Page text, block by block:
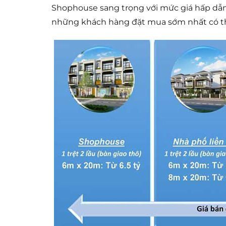
Shophouse sang trọng với mức giá hấp
những khách hàng đặt mua sớm nhất có